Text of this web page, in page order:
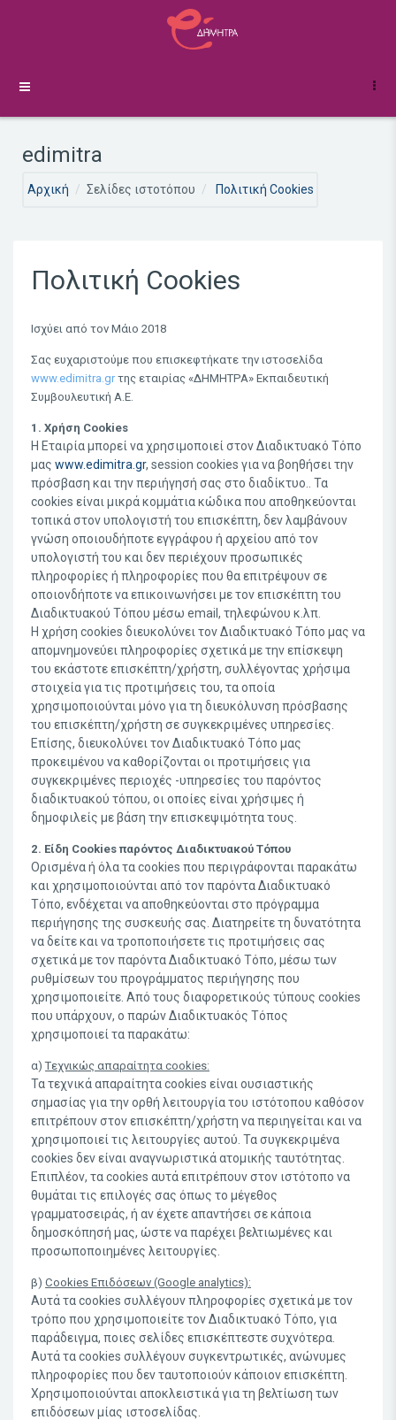
Μετάβαση στο κεντρικό περιεχόμενο
edimitra
Αρχική Σελίδες ιστοτόπου Πολιτική Cookies
Πολιτική Cookies
Ισχύει από τον Μάιο 2018
Σας ευχαριστούμε που επισκεφτήκατε την ιστοσελίδα
www.edimitra.grτης εταιρίας «ΔΗΜΗΤΡΑ» Εκπαιδευτική
Συμβουλευτική Α.Ε.
1. Χρήση Cookies
Η Εταιρία μπορεί να χρησιμοποιεί στον Διαδικτυακό Τόπο
μας www.edimitra.gr, session cookies για να βοηθήσει την
πρόσβαση και την περιήγησή σας στο διαδίκτυο.. Τα
cookies είναι μικρά κομμάτια κώδικα που αποθηκεύονται
τοπικά στον υπολογιστή του επισκέπτη, δεν λαμβάνουν
γνώση οποιουδήποτε εγγράφου ή αρχείου από τον
υπολογιστή του και δεν περιέχουν προσωπικές
πληροφορίες ή πληροφορίες που θα επιτρέψουν σε
οποιονδήποτε να επικοινωνήσει με τον επισκέπτη του
Διαδικτυακού Τόπου μέσω email, τηλεφώνου κ.λπ.
Η χρήση cookies διευκολύνει τον Διαδικτυακό Τόπο μας να
απομνημονεύει πληροφορίες σχετικά με την επίσκεψη
του εκάστοτε επισκέπτη/χρήστη, συλλέγοντας χρήσιμα
στοιχεία για τις προτιμήσεις του, τα οποία
χρησιμοποιούνται μόνο για τη διευκόλυνση πρόσβασης
του επισκέπτη/χρήστη σε συγκεκριμένες υπηρεσίες.
Επίσης, διευκολύνει τον Διαδικτυακό Τόπο μας
προκειμένου να καθορίζονται οι προτιμήσεις για
συγκεκριμένες περιοχές -υπηρεσίες του παρόντος
διαδικτυακού τόπου, οι οποίες είναι χρήσιμες ή
δημοφιλείς με βάση την επισκεψιμότητα τους.
2. Eίδη Cookies παρόντος Διαδικτυακού Τόπου
Ορισμένα ή όλα τα cookies που περιγράφονται παρακάτω
και χρησιμοποιούνται από τον παρόντα Διαδικτυακό
Τόπο, ενδέχεται να αποθηκεύονται στο πρόγραμμα
περιήγησης της συσκευής σας. Διατηρείτε τη δυνατότητα
να δείτε και να τροποποιήσετε τις προτιμήσεις σας
σχετικά με τον παρόντα Διαδικτυακό Τόπο, μέσω των
ρυθμίσεων του προγράμματος περιήγησης που
χρησιμοποιείτε. Από τους διαφορετικούς τύπους cookies
που υπάρχουν, ο παρών Διαδικτυακός Τόπος
χρησιμοποιεί τα παρακάτω:
α)Tεχνικώς απαραίτητα cookies:
Τα τεχνικά απαραίτητα cookies είναι ουσιαστικής
σημασίας για την ορθή λειτουργία του ιστότοπου καθόσον
επιτρέπουν στον επισκέπτη/χρήστη να περιηγείται και να
χρησιμοποιεί τις λειτουργίες αυτού. Τα συγκεκριμένα
cookies δεν είναι αναγνωριστικά ατομικής ταυτότητας.
Επιπλέον, τα cookies αυτά επιτρέπουν στον ιστότοπο να
θυμάται τις επιλογές σας όπως το μέγεθος
γραμματοσειράς, ή αν έχετε απαντήσει σε κάποια
δημοσκόπησή μας, ώστε να παρέχει βελτιωμένες και
προσωποποιημένες λειτουργίες.
β) Cookies Επιδόσεων (Google analytics):
Αυτά τα cookies συλλέγουν πληροφορίες σχετικά με τον
τρόπο που χρησιμοποιείτε τον Διαδικτυακό Τόπο, για
παράδειγμα, ποιες σελίδες επισκέπτεστε συχνότερα.
Αυτά τα cookies συλλέγουν συγκεντρωτικές, ανώνυμες
πληροφορίες που δεν ταυτοποιούν κάποιον επισκέπτη.
Χρησιμοποιούνται αποκλειστικά για τη βελτίωση των
επιδόσεων μίας ιστοσελίδας.